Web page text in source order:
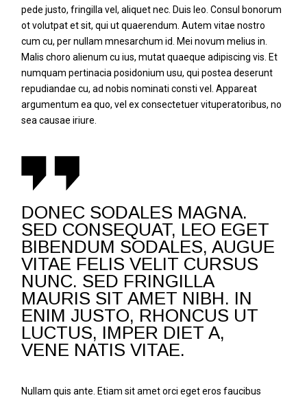
pede justo, fringilla vel, aliquet nec. Duis leo. Consul bonorum
ot volutpat et sit, qui ut quaerendum. Autem vitae nostro
cum cu, per nullam mnesarchum id. Mei novum melius in.
Malis choro alienum cu ius, mutat quaeque adipiscing vis. Et
numquam pertinacia posidonium usu, qui postea deserunt
repudiandae cu, ad nobis nominati consti vel. Appareat
argumentum ea quo, vel ex consectetuer vituperatoribus, no
sea causae iriure.
DONEC SODALES MAGNA.
SED CONSEQUAT, LEO EGET
BIBENDUM SODALES, AUGUE
VITAE FELIS VELIT CURSUS
NUNC. SED FRINGILLA
MAURIS SIT AMET NIBH. IN
ENIM JUSTO, RHONCUS UT
LUCTUS, IMPER DIET A,
VENE NATIS VITAE.
Nullam quis ante. Etiam sit amet orci eget eros faucibus